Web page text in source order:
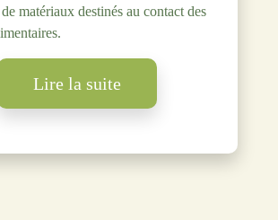
matériaux destinés au contact des
Lire la suite